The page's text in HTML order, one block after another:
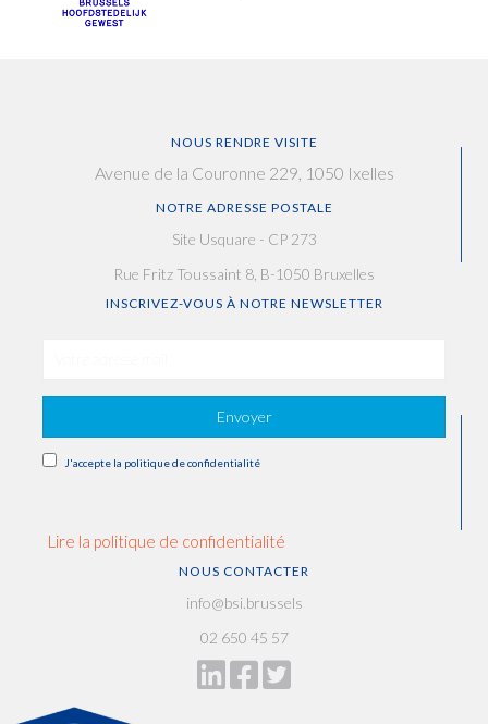
NOUS RENDRE VISITE
Avenue de la Couronne 229, 1050 Ixelles
NOTRE ADRESSE POSTALE
Site Usquare - CP 273
Rue Fritz Toussaint 8, B-1050 Bruxelles
INSCRIVEZ-VOUS À NOTRE NEWSLETTER
Envoyer
J'accepte la politique de confidentialité
Lire la politique de confidentialité
NOUS CONTACTER
info@bsi.brussels
02 650 45 57